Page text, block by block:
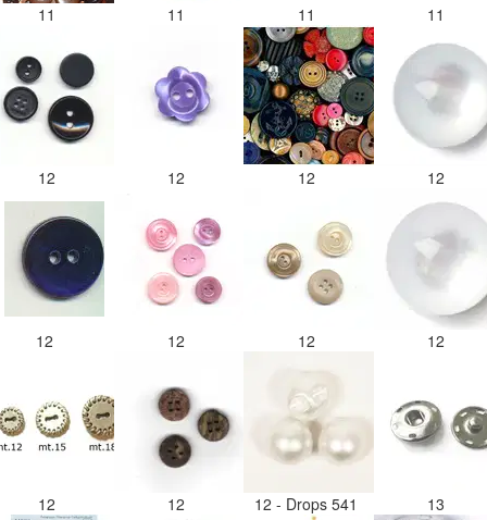
11 11 11 11
12 12 12 12
12 12 12 12
12 12 12 - Drops 541 13